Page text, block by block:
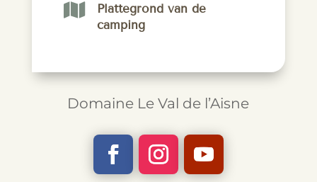

Plattegrond van de
camping
Domaine Le Val de l’Aisne